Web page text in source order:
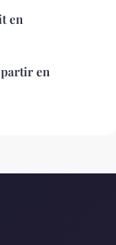
en
partir en